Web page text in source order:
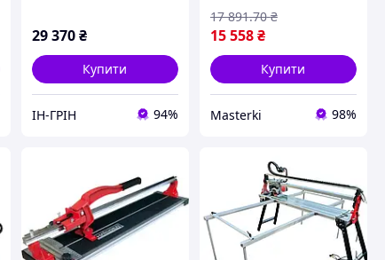
29 370 ₴
Купити
ІН-ГРІН 94%
15 558₴
17 891.70 ₴
Купити
Masterki 98%